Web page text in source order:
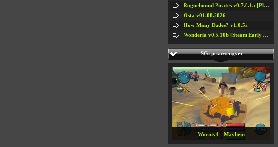
Roguebound Pirates v0.7.0.1a [Playtest]
Osta v01.08.2026
How Many Dudes? v1.0.5a
Wonderia v0.5.10b [Steam Early Access]
SGi рекомендует
Worms 4 - Mayhem